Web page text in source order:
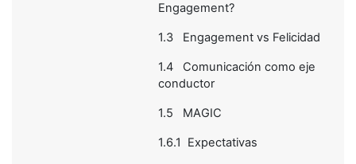
Engagement?
1.3 Engagement vs Felicidad
1.4 Comunicación como eje
conductor
1.5 MAGIC
1.6.1 Expectativas